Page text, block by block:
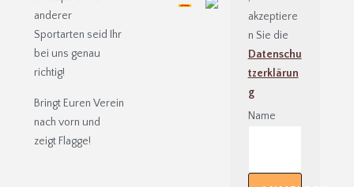
anderer
Sportarten seid Ihr
bei uns genau
richtig!
Bringt Euren Verein
nach vorn und
zeigt Flagge!
akzeptiere
n Sie die
Datenschu
tzerklärun
g
Name